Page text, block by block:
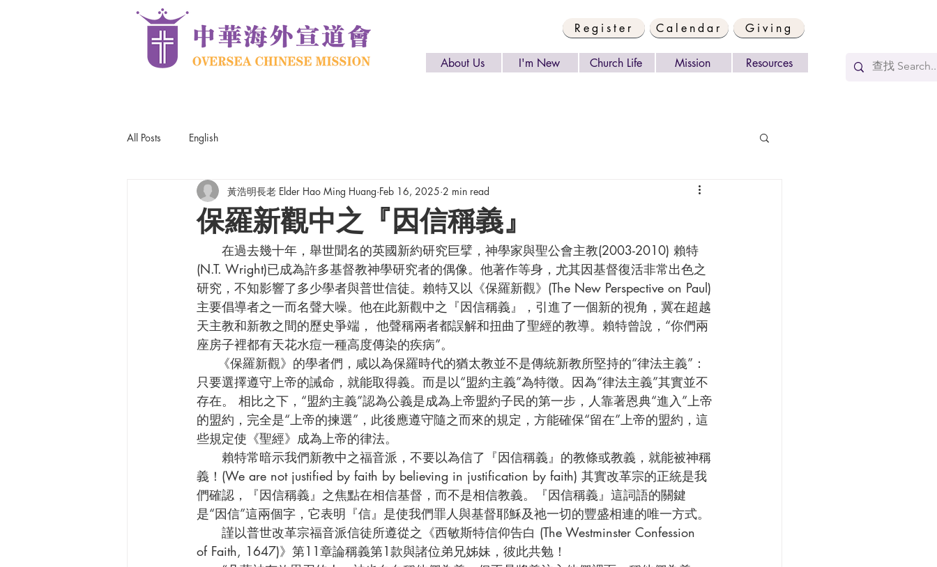
Register Calendar Giving
About Us I'm New Church Life Mission Resources
All Posts English
保羅新觀中之『因信稱義』
黃浩明長老 Elder Hao Ming Huang Feb 16, 2025 2 min read
(N.T. Wright)已成為許多基督教神學研究者的偶像。他著作等身，尤其因基督復活非常出色之
研究，不知影響了多少學者與普世信徒。賴特又以《保羅新觀》(The New Perspective on Paul)
主要倡導者之一而名聲大噪。他在此新觀中之『因信稱義』，引進了一個新的視角，冀在超越
天主教和新教之間的歷史爭端， 他聲稱兩者都誤解和扭曲了聖經的教導。賴特曾說，“你們兩
座房子裡都有天花水痘一種高度傳染的疾病”。
只要選擇遵守上帝的誡命，就能取得義。而是以“盟約主義”為特徵。因為“律法主義”其實並不
存在。 相比之下，“盟約主義”認為公義是成為上帝盟約子民的第一步，人靠著恩典“進入”上帝
的盟約，完全是“上帝的揀選”，此後應遵守隨之而來的規定，方能確保“留在”上帝的盟約，這
些規定使《聖經》成為上帝的律法。
義！(We are not justified by faith by believing in justification by faith) 其實改革宗的正統是我
們確認，『因信稱義』之焦點在相信基督，而不是相信教義。『因信稱義』這詞語的關鍵
是“因信”這兩個字，它表明『信』是使我們罪人與基督耶穌及祂一切的豐盛相連的唯一方式。
of Faith, 1647)》第11章論稱義第1款與諸位弟兄姊妹，彼此共勉！